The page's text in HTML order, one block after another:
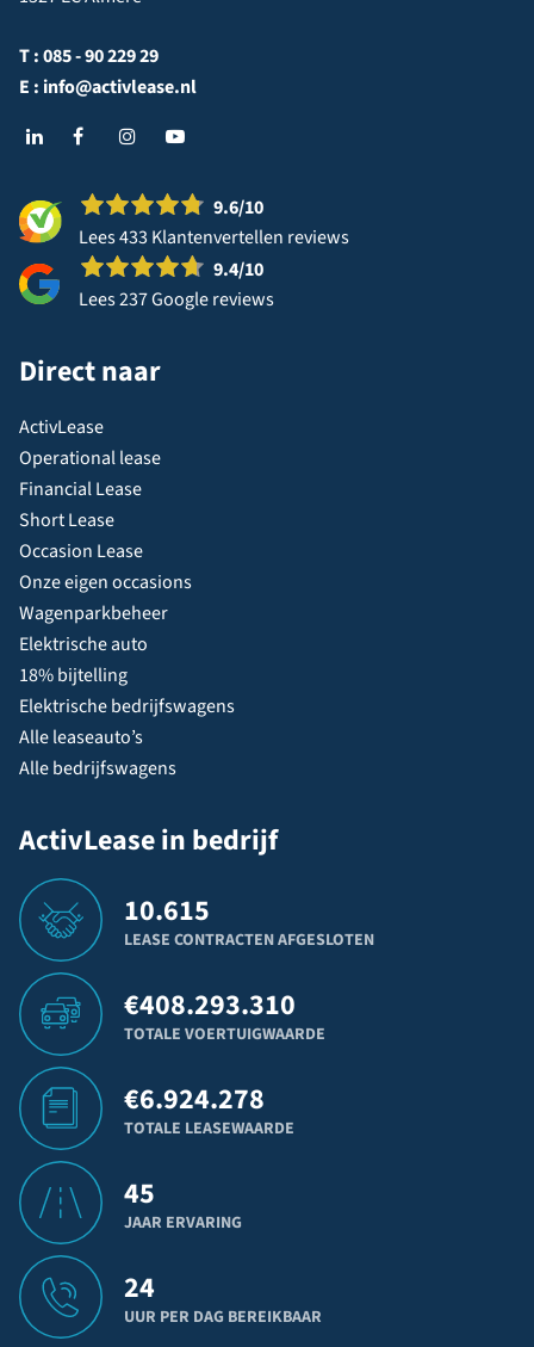
T :085 - 90 229 29
E : info@activlease.nl
9.6/10
Lees 433 Klantenvertellen reviews
9.4/10
Lees 237 Google reviews
Direct naar
ActivLease
Operational lease
Financial Lease
Short Lease
Occasion Lease
Onze eigen occasions
Wagenparkbeheer
Elektrische auto
18% bijtelling
Elektrische bedrijfswagens
Alle leaseauto’s
Alle bedrijfswagens
ActivLease in bedrijf
10.615
LEASE CONTRACTEN AFGESLOTEN
€408.293.310
TOTALE VOERTUIGWAARDE
€6.924.278
TOTALE LEASEWAARDE
45
JAAR ERVARING
24
UUR PER DAG BEREIKBAAR